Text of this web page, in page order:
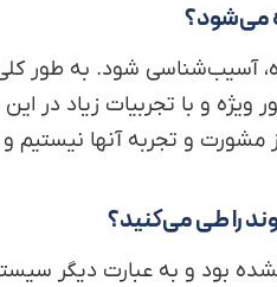
می‌شود؟
آسیب‌شناسی شود. به طور کلی
ویژه و با تجربیات زیاد در
و تجربه آنها نیستیم و
نشده بود و به عبارت دیگر